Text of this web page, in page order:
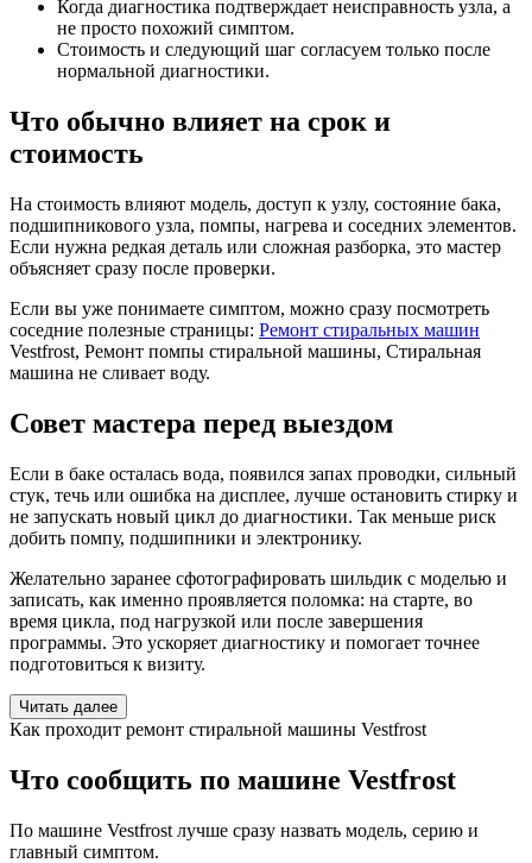
Когда диагностика подтверждает неисправность узла, а
не просто похожий симптом.
Стоимость и следующий шаг согласуем только после
нормальной диагностики.
Что обычно влияет на срок и
стоимость
На стоимость влияют модель, доступ к узлу, состояние бака,
подшипникового узла, помпы, нагрева и соседних элементов.
Если нужна редкая деталь или сложная разборка, это мастер
объясняет сразу после проверки.
Если вы уже понимаете симптом, можно сразу посмотреть
соседние полезные страницы: Ремонт стиральных машин
Vestfrost, Ремонт помпы стиральной машины, Стиральная
машина не сливает воду.
Совет мастера перед выездом
Если в баке осталась вода, появился запах проводки, сильный
стук, течь или ошибка на дисплее, лучше остановить стирку и
не запускать новый цикл до диагностики. Так меньше риск
добить помпу, подшипники и электронику.
Желательно заранее сфотографировать шильдик с моделью и
записать, как именно проявляется поломка: на старте, во
время цикла, под нагрузкой или после завершения
программы. Это ускоряет диагностику и помогает точнее
подготовиться к визиту.
Читать далее
Как проходит ремонт стиральной машины Vestfrost
Что сообщить по машине Vestfrost
По машине Vestfrost лучше сразу назвать модель, серию и
главный симптом.